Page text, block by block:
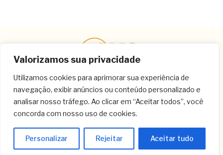
Valorizamos sua privacidade
Utilizamos cookies para aprimorar sua experiência de
navegação, exibir anúncios ou conteúdo personalizado e
analisar nosso tráfego. Ao clicar em “Aceitar todos”, você
concorda com nosso uso de cookies.
Personalizar Rejeitar Aceitar tudo
Contato
(11) 3259-8266